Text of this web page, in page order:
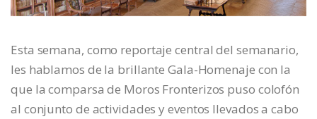
Esta semana, como reportaje central del semanario,
les hablamos de la brillante Gala-Homenaje con la
que la comparsa de Moros Fronterizos puso colofón
al conjunto de actividades y eventos llevados a cabo